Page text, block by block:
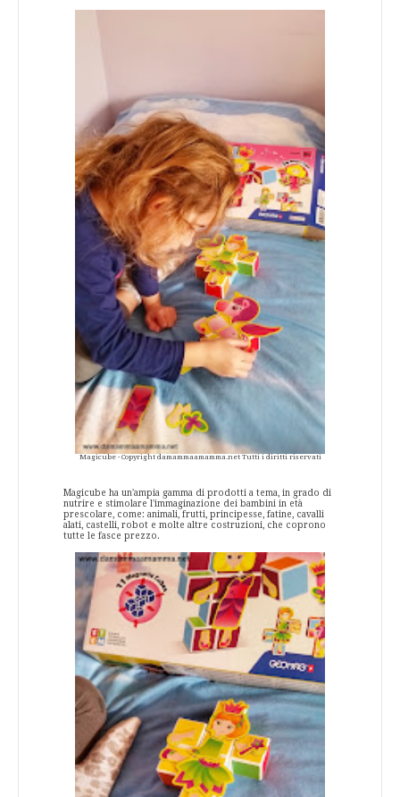
Magicube - Copyright damammaamamma.net Tutti i diritti riservati
Magicube ha un'ampia gamma di prodotti a tema, in grado di
nutrire e stimolare l'immaginazione dei bambini in età
prescolare, come: animali, frutti, principesse, fatine, cavalli
alati, castelli, robot e molte altre costruzioni, che coprono
tutte le fasce prezzo.